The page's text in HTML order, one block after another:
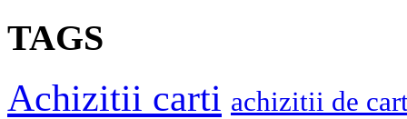
TAGS
Achizitii carti achizitii de